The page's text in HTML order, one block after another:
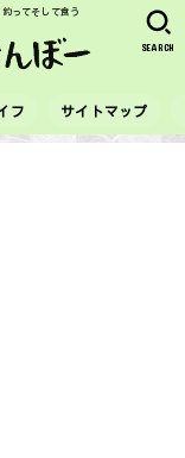
ってそして食う
フ サイトマップ
SEARCH